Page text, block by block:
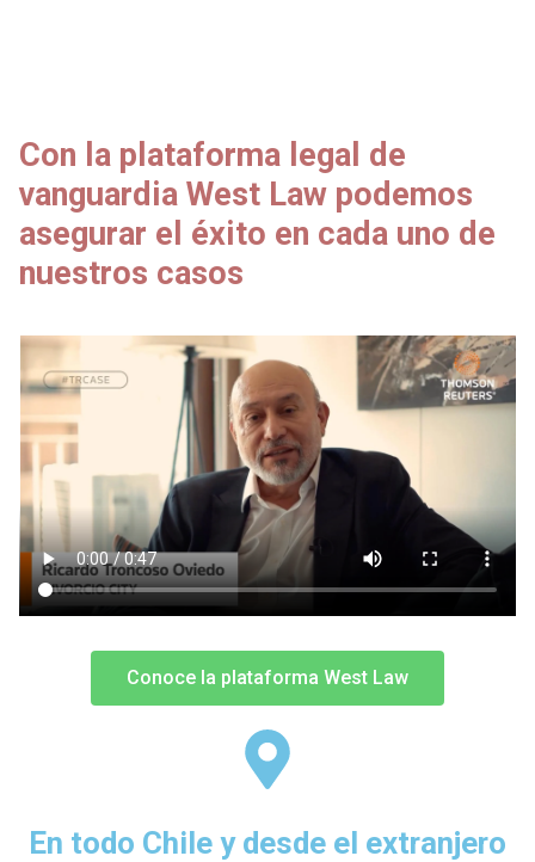
Con la plataforma legal de
vanguardia West Law podemos
asegurar el éxito en cada uno de
nuestros casos
Conoce la plataforma West Law
En todo Chile y desde el extranjero